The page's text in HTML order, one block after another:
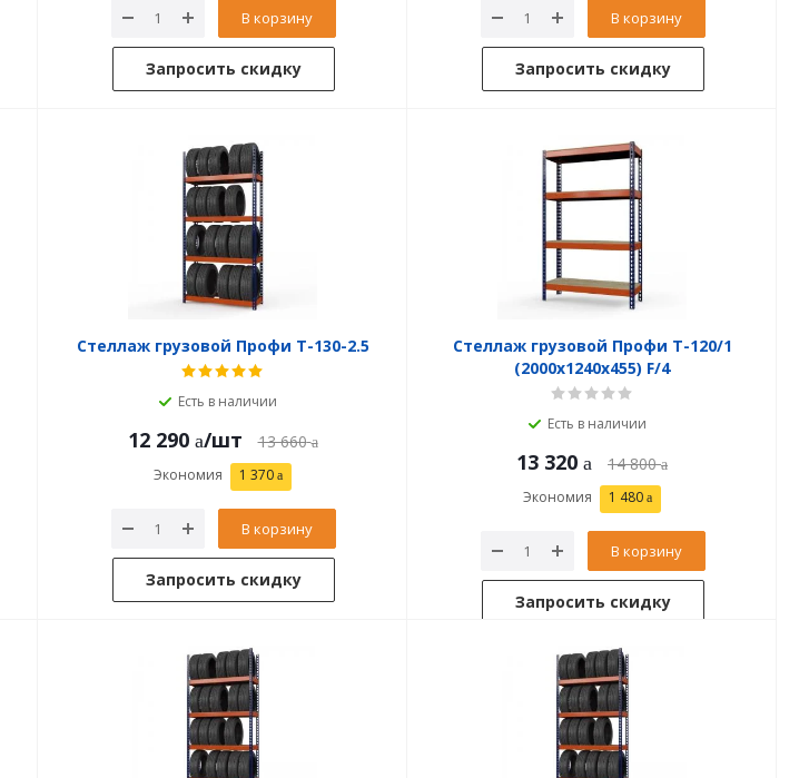
В корзину
Запросить скидку
В корзину
Запросить скидку
Стеллаж грузовой Профи Т-130-2.5
Есть в наличии
12 290 /шт 13 660
Экономия 1 370
В корзину
Запросить скидку
Стеллаж грузовой Профи Т-120/1
(2000x1240x455) F/4
Есть в наличии
13 320 14 800
Экономия 1 480
В корзину
Запросить скидку